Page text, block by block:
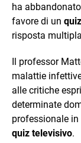
ha
favore di un
risposta
Il professor
malattie
alle critiche
determinate
professionale
quiz televisivo.